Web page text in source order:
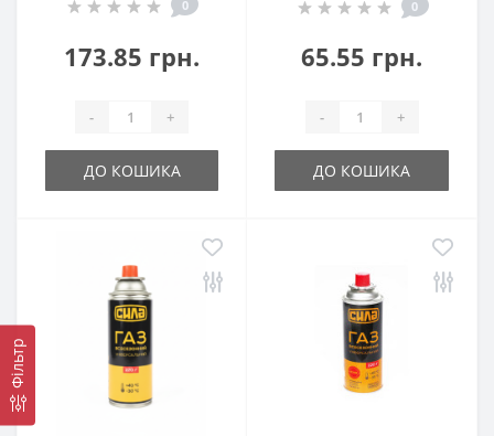
Фільтр
0
173.85 грн.
- +
ДО КОШИКА
0
65.55 грн.
- +
ДО КОШИКА